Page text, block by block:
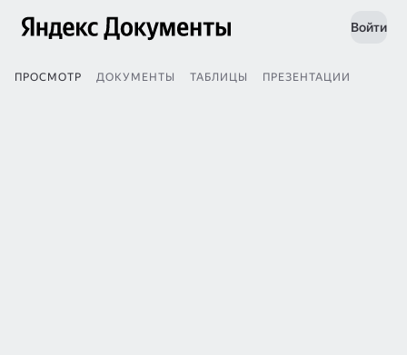
Войти
ПРОСМОТР ДОКУМЕНТЫ ТАБЛИЦЫ ПРЕЗЕНТАЦИИ